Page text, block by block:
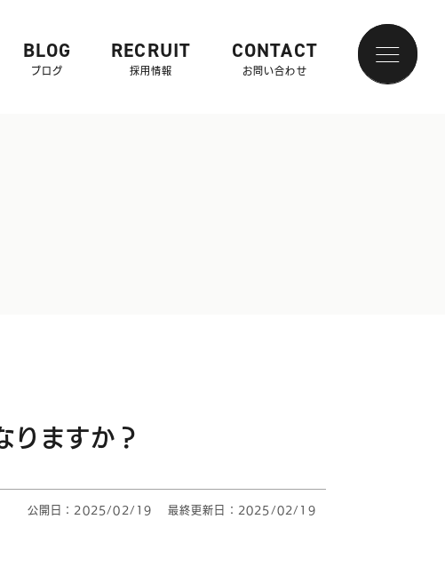
BLOG
ブログ
RECRUIT
採用情報
CONTACT
お問い合わせ
りますか？
公開日：2025/02/19 最終更新日：2025/02/19